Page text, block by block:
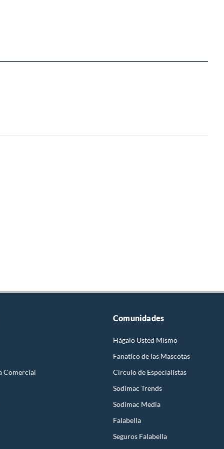
Comercial
Comunidades
Hágalo Usted Mismo
Fanatico de las Mascotas
Círculo de Especialístas
Sodimac Trends
Sodimac Media
Falabella
Seguros Falabella